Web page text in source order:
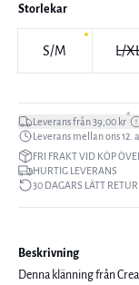
Storlekar
S/M L/XL
Leverans från 39,00 kr*
Leverans mellan ons 12.
FRI FRAKT VID KÖP
HURTIG LEVERANS
30 DAGARS LÄTT RETUR
Beskrivning
Denna klänning från